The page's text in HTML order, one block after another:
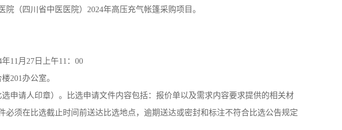
院（四川省中医医院）2024年高压充气帐篷采购项目。
11月27日上午11：00
201办公室。
申请人印章）。比选申请文件内容包括：报价单以及需求内容要求提供的相关材
必须在比选截止时间前送达比选地点，逾期送达或密封和标注不符合比选公告规定